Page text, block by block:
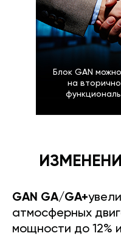
Блок GAN
на
GAN GA/GA+
атмосферных
мощности до 12%